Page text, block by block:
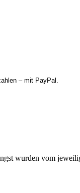
wurden vom